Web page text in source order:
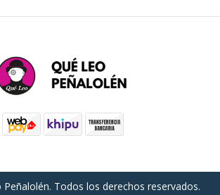
Todos los derechos reservados.